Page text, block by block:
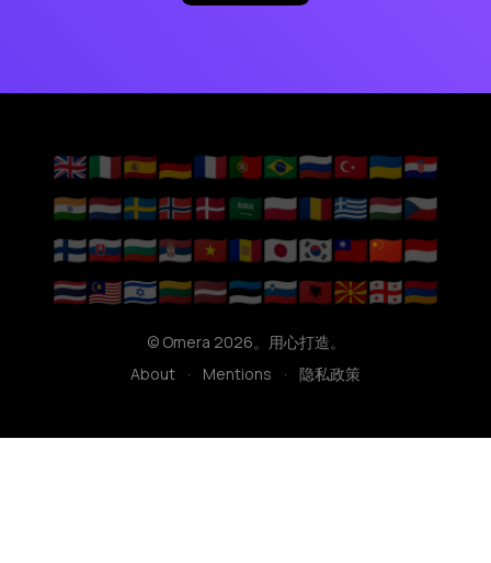
🇬🇧🇮🇹🇪🇸🇩🇪🇫🇷🇵🇹🇧🇷🇷🇺🇹🇷🇺🇦🇭🇷
🇮🇳🇳🇱🇸🇪🇳🇴🇩🇰🇸🇦🇵🇱🇷🇴🇬🇷🇭🇺🇨🇿
🇫🇮🇸🇰🇧🇬🇷🇸🇻🇳🇦🇩🇯🇵🇰🇷🇹🇼🇨🇳🇮🇩
🇹🇭🇲🇾🇮🇱🇱🇹🇱🇻🇪🇪🇸🇮🇦🇱🇲🇰🇬🇪🇦🇲
© Omera 2026。用心打造。
About
· Mentions · 隐私政策